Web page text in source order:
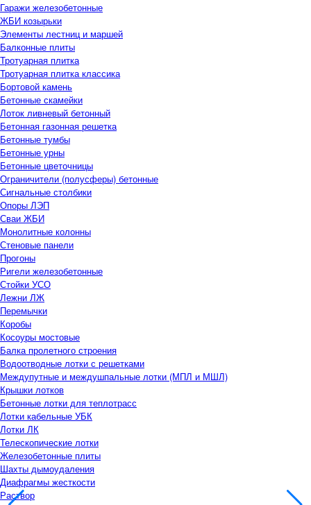
Гаражи железобетонные
ЖБИ козырьки
Элементы лестниц и маршей
Балконные плиты
Тротуарная плитка
Тротуарная плитка классика
Бортовой камень
Бетонные скамейки
Лоток ливневый бетонный
Бетонная газонная решетка
Бетонные тумбы
Бетонные урны
Бетонные цветочницы
Ограничители (полусферы) бетонные
Сигнальные столбики
Опоры ЛЭП
Сваи ЖБИ
Монолитные колонны
Стеновые панели
Прогоны
Ригели железобетонные
Стойки УСО
Лежни ЛЖ
Перемычки
Коробы
Косоуры мостовые
Балка пролетного строения
Водоотводные лотки с решетками
Междупутные и междушпальные лотки (МПЛ и МШЛ)
Крышки лотков
Бетонные лотки для теплотрасс
Лотки кабельные УБК
Лотки ЛК
Телескопические лотки
Железобетонные плиты
Шахты дымоудаления
Диафрагмы жесткости
Раствор